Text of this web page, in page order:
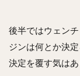
後半ではウェン
ジンは何とか決
決定を覆す気は